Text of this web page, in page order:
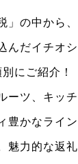
」の中から、
んだイチオシ
にご紹介！
ーツ、キッチ
豊かなライン
魅力的な返礼